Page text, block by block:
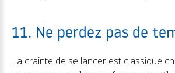
11. Ne perdez pas de
La crainte de se lancer est classique